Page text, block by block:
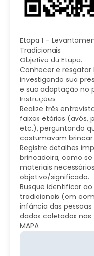
Etapa 1 –
Tradicionais
Objetivo da Etapa:
Conhecer e resgatar
investigando sua
e sua adaptação no
Instruções:
Realize três
faixas etárias (avós,
etc.), perguntando
costumavam brincar
Registre detalhes
brincadeira, como
materiais
objetivo/significado.
Busque identificar
tradicionais (em
infância das
dados coletados nas
MAPA.